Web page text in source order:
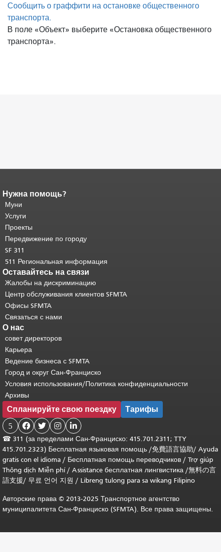
Сообщить о граффити на остановке общественного
транспорта.
В поле «Объект» выберите «Остановка общественного
транспорта».
Конец содержимого
страницы.
страницы повторяется на каждой
странице.
основного содержимого .
Нужна помощь?
Муни
Услуги
Проекты
Передвижение по городу
SF 311
511 Региональная информация
Оставайтесь на связи
Жалобы на дискриминацию
Центр обслуживания клиентов SFMTA
Офисы SFMTA
Связаться с нами
О нас
совет директоров
Карьера
Ведение бизнеса с SFMTA
Город и округ Сан-Франциско
Условия использования/Политика конфиденциальности
Архивы
Спланируйте свою поездку Тарифы
5    
☎ 311 (за пределами Сан-Франциско: 415.701.2311; TTY
415.701.2323) Бесплатная языковая помощь /免費語言協助/ Ayuda
gratis con el idioma / Бесплатная помощь переводчиков / Trợ giúp
Thông dịch Miễn phí/ Assistance бесплатная лингвистика /無料の言
語支援/ 무료 언어 지원 / Libreng tulong para sa wikang Filipino
Авторские права © 2013-2025 Транспортное агентство
муниципалитета Сан-Франциско (SFMTA). Все права защищены.